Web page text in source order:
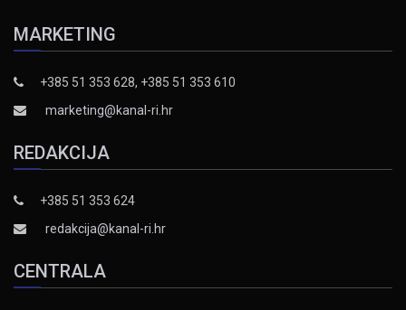
MARKETING
+385 51 353 628, +385 51 353 610
marketing@kanal-ri.hr
REDAKCIJA
+385 51 353 624
redakcija@kanal-ri.hr
CENTRALA